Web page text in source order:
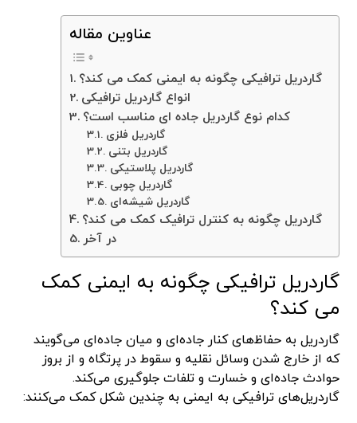
عناوین مقاله
گاردریل ترافیکی چگونه به ایمنی کمک می کند؟
انواع گاردریل ترافیکی
کدام نوع گاردریل جاده ای مناسب است؟
گاردریل فلزی
گاردریل بتنی
گاردریل پلاستیکی
گاردریل چوبی
گاردریل شیشه‌ای
گاردریل چگونه به کنترل ترافیک کمک می کند؟
در آخر
گاردریل ترافیکی چگونه به ایمنی کمک
می کند؟
گاردریل به حفاظ‌های کنار جاده‌ای و میان جاده‌ای می‌گویند
که از خارج شدن وسائل نقلیه و سقوط در پرتگاه و از بروز
حوادث جاده‌ای و خسارت و تلفات جلوگیری می‌کند.
گاردریل‌های ترافیکی به ایمنی به چندین شکل کمک می‌کنند: